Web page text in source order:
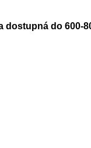
do 600-